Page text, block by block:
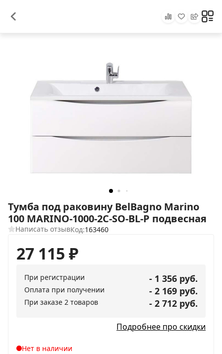
Тумба под раковину BelBagno Marino
100 MARINO-1000-2C-SO-BL-P подвесная
Написать отзывКод:163460
27 115 ₽
При регистрации - 1 356 руб.
Оплата при получении - 2 169 руб.
При заказе 2 товаров - 2 712 руб.
Подробнее про скидки
Нет в наличии